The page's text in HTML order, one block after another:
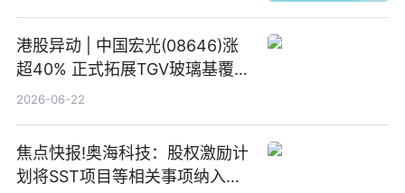
港股异动 | 中国宏光(08646)涨
超40% 正式拓展TGV玻璃基覆铜
板新材料业务
2026-06-22
焦点快报!奥海科技：股权激励计
划将SST项目等相关事项纳入专